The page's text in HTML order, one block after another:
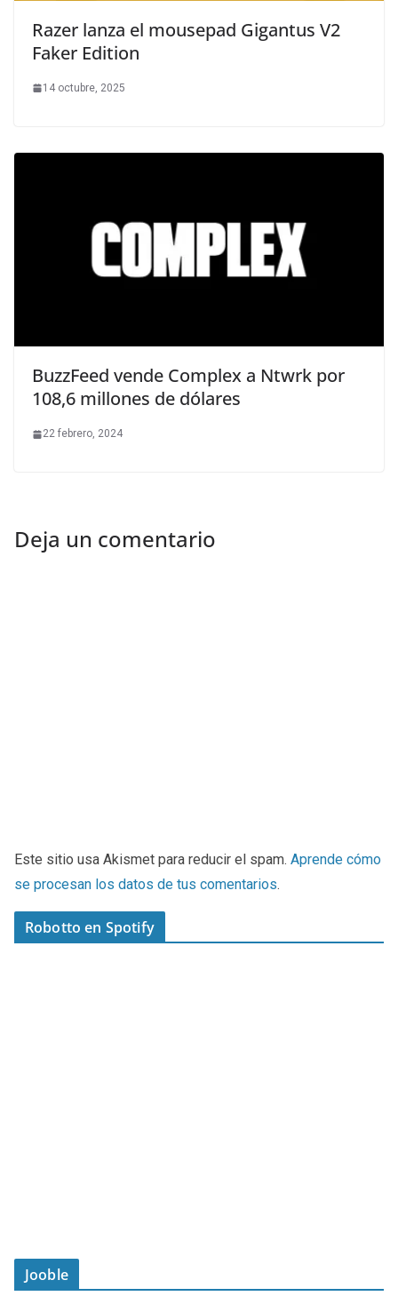
Razer lanza el mousepad Gigantus V2
Faker Edition
14 octubre, 2025
BuzzFeed vende Complex a Ntwrk por
108,6 millones de dólares
22 febrero, 2024
Deja un comentario
Este sitio usa Akismet para reducir el spam. Aprende cómo
se procesan los datos de tus comentarios.
Robotto en Spotify
Jooble